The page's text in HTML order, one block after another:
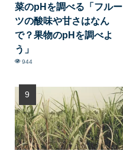
菜のpHを調べる「フルー
ツの酸味や甘さはなん
で？果物のpHを調べよ
う」
944